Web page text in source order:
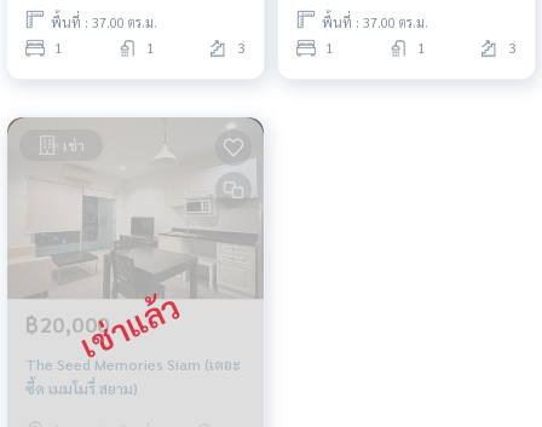
พื้นที่ : 37.00 ตร.ม.
1 1 3
พื้นที่ : 37.00 ตร.ม.
1 1 3
เช่า
฿20,000
The Seed Memories Siam (เดอะ
ซี้ด เมมโมรี่ สยาม)